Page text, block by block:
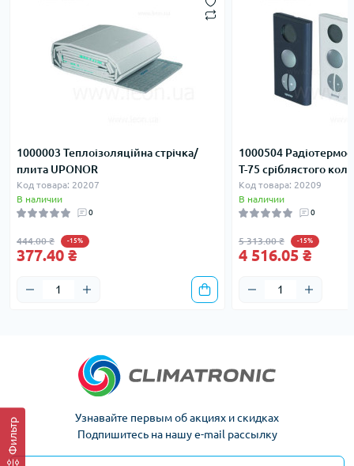
Фильтр
1000003 Теплоізоляційна стрічка/
плита UPONOR
Код товара: 20207
В наличии
0
444.00 ₴ -15%
377.40 ₴
1000504
T-75 сріблястого
Код товара: 20209
В наличии
0
5 313.00 ₴ -15%
4 516.05 ₴
Узнавайте первым об акциях и скидках
Подпишитесь на нашу e-mail рассылку